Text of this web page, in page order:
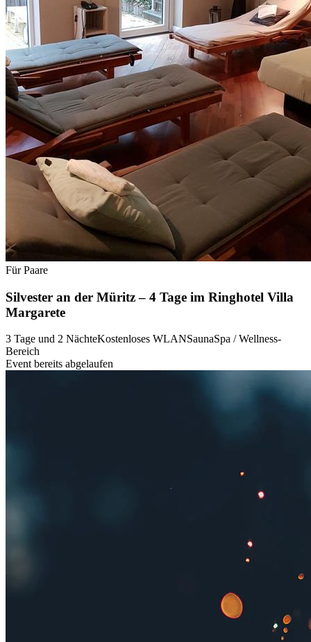
Für Paare
Silvester an der Müritz – 4 Tage im Ringhotel Villa
Margarete
3 Tage und 2 NächteKostenloses WLANSaunaSpa / Wellness-
Bereich
Event bereits abgelaufen